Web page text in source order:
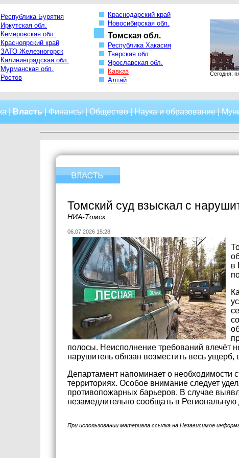
Республика Бурятия
Иркутская обл.
Кемеровская обл.
Красноярский край
ЗАТО Железногорск
Калининградская обл.
Мурманская обл.
Ростов
Краснодарский край
Новосибирская обл.
Томская обл.
Республика Хакасия
Тверская обл.
Ярославская обл.
Кавказ
Алтай
Сегодня:
|Власть|Финансы|Общество|Наука и образование|
Томский суд взыскал с
НИА-Томск
06.07.2026 15:28
в
полосы. Неисполнение требований влечёт
нарушитель обязан возместить весь
Департамент напоминает о необходимости
территориях. Особое внимание следует
противопожарных барьеров. В случае
незамедлительно сообщать в
При использовании материала ссылка на Независимое